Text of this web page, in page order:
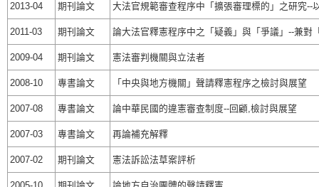
2013-04 期刊論文 大法官規範審查程序中「擴張審理標的」之研究--
2011-03 期刊論文 論大法官釋憲程序中之「疑義」與「爭議」--兼
2009-04 期刊論文 憲法審判機關與立法者
2008-10 專書論文 「中央與地方機關」聲請釋憲程序之檢討與展望
2007-08 專書論文 論中華民國的違憲審查制度--回顧,檢討與展望
2007-03 專書論文 再論補充解釋
2007-02 期刊論文 憲法訴訟法草案評析